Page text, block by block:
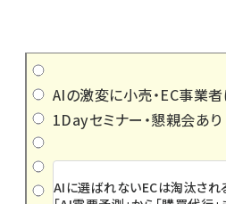
AIの激変に小売・EC事業
1Dayセミナー・懇親会あり
AIに選ばれないECは淘汰され